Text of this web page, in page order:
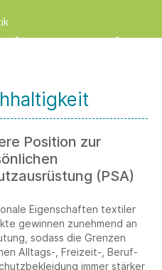
Position zur
(PSA)
Eigenschaften textiler
gewinnen zunehmend an
sodass die Grenzen
Alltags-, Freizeit-, Beruf-
immer stärker